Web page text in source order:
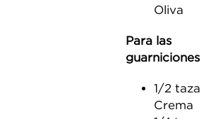
Oliva
Para las
guarniciones
1/2 taza
Crema